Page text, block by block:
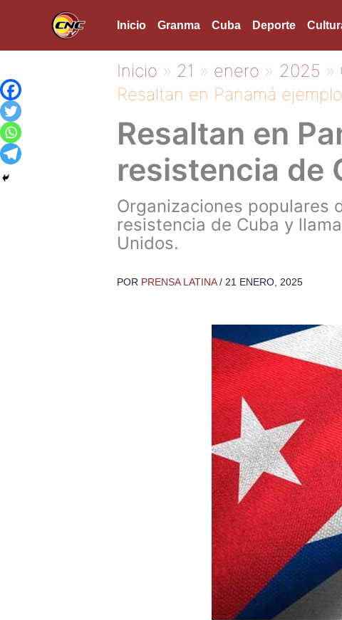
Inicio Granma Cuba Deporte
Inicio 21 enero 2025
Resaltan en Panamá
Resaltan en
resistencia de
Organizaciones populares
resistencia de Cuba y
Unidos.
POR PRENSA LATINA/ 21 ENERO, 2025